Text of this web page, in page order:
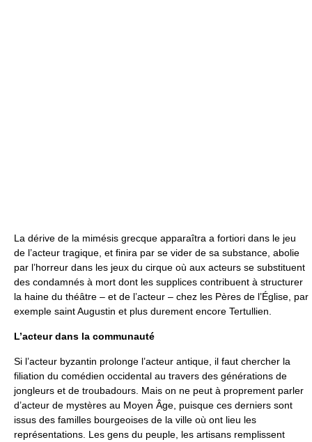
La dérive de la mimésis grecque apparaîtra a fortiori dans le jeu
de l’acteur tragique, et finira par se vider de sa substance, abolie
par l’horreur dans les jeux du cirque où aux acteurs se substituent
des condamnés à mort dont les supplices contribuent à structurer
la haine du théâtre – et de l’acteur – chez les Pères de l’Église, par
exemple saint Augustin et plus durement encore Tertullien.
L’acteur dans la communauté
Si l’acteur byzantin prolonge l’acteur antique, il faut chercher la
filiation du comédien occidental au travers des générations de
jongleurs et de troubadours. Mais on ne peut à proprement parler
d’acteur de mystères au Moyen Âge, puisque ces derniers sont
issus des familles bourgeoises de la ville où ont lieu les
représentations. Les gens du peuple, les artisans remplissent